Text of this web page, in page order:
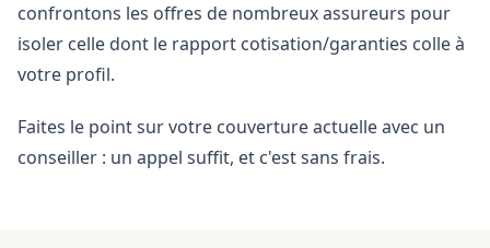
confrontons les offres de nombreux assureurs pour
isoler celle dont le rapport cotisation/garanties colle à
votre profil.
Faites le point sur votre couverture actuelle avec un
conseiller : un appel suffit, et c'est sans frais.